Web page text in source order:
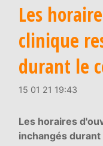
Les
clinique
durant le
15 01 21 19:43
Les horaires
inchangés